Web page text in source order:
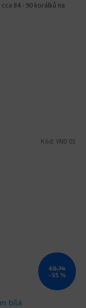
84 - 90 korálků na
€0,74
–55 %
bílá
Kód: VND 01